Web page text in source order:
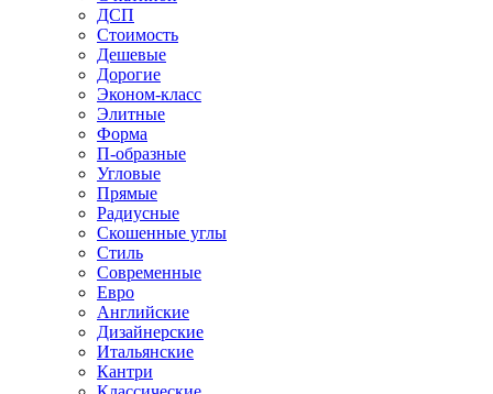
ДСП
Стоимость
Дешевые
Дорогие
Эконом-класс
Элитные
Форма
П-образные
Угловые
Прямые
Радиусные
Скошенные углы
Стиль
Современные
Евро
Английские
Дизайнерские
Итальянские
Кантри